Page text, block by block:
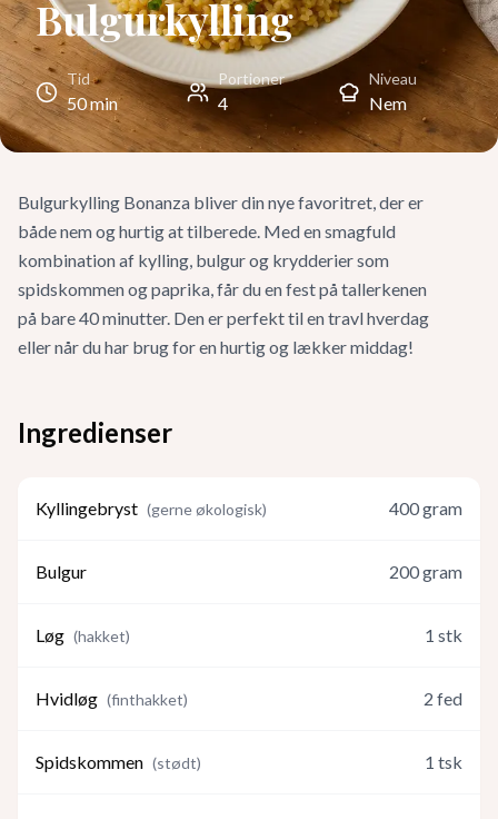
Bulgurkylling
Tid
50min
Portioner
4
Niveau
Nem
Bulgurkylling Bonanza bliver din nye favoritret, der er
både nem og hurtig at tilberede. Med en smagfuld
kombination af kylling, bulgur og krydderier som
spidskommen og paprika, får du en fest på tallerkenen
på bare 40 minutter. Den er perfekt til en travl hverdag
eller når du har brug for en hurtig og lækker middag!
Ingredienser
Kyllingebryst (gerne økologisk) 400gram
Bulgur 200gram
Løg (hakket) 1 stk
Hvidløg (finthakket) 2 fed
Spidskommen (stødt) 1 tsk